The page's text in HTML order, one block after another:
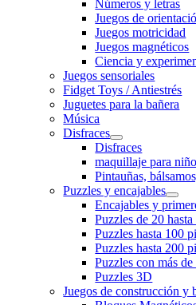
Números y letras
Juegos de
Juegos motricidad
Juegos magnéticos
Ciencia y
Juegos sensoriales
Fidget Toys / Antiestrés
Juguetes para la bañera
Música
Disfraces
Disfraces
maquillaje para
Pintauñas,
Puzzles y encajables
Encajables y
Puzzles de 20
Puzzles hasta 100
Puzzles hasta 200
Puzzles con más
Puzzles 3D
Juegos de construcción y